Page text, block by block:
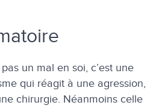
pas un mal en soi, c’est une
qui réagit à une agression,
chirurgie. Néanmoins celle